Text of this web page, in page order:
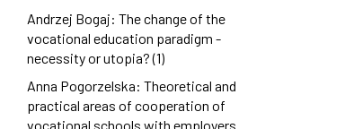
Andrzej Bogaj: The change of the
vocational education paradigm -
necessity or utopia? (1)
Anna Pogorzelska: Theoretical and
practical areas of cooperation of
vocational schools with employers